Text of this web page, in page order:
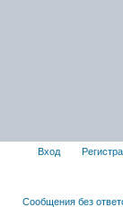
Вход
Сообщения без